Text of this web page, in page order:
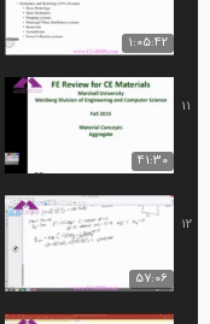
1:05:42
11
41:30
12
57:06